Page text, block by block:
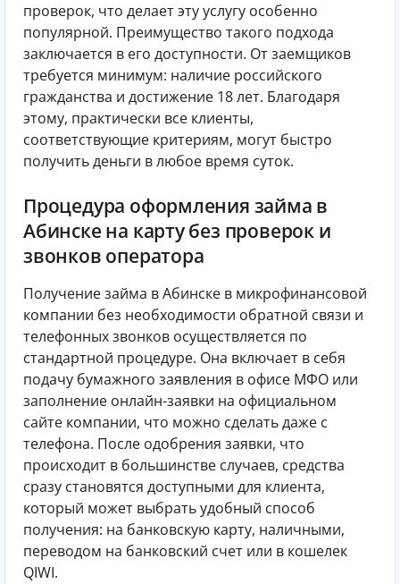
проверок, что делает эту услугу особенно
популярной. Преимущество такого подхода
заключается в его доступности. От заемщиков
требуется минимум: наличие российского
гражданства и достижение 18 лет. Благодаря
этому, практически все клиенты,
соответствующие критериям, могут быстро
получить деньги в любое время суток.
Процедура оформления займа в
Абинске на карту без проверок и
звонков оператора
Получение займа в Абинске в микрофинансовой
компании без необходимости обратной связи и
телефонных звонков осуществляется по
стандартной процедуре. Она включает в себя
подачу бумажного заявления в офисе МФО или
заполнение онлайн-заявки на официальном
сайте компании, что можно сделать даже с
телефона. После одобрения заявки, что
происходит в большинстве случаев, средства
сразу становятся доступными для клиента,
который может выбрать удобный способ
получения: на банковскую карту, наличными,
переводом на банковский счет или в кошелек
QIWI.